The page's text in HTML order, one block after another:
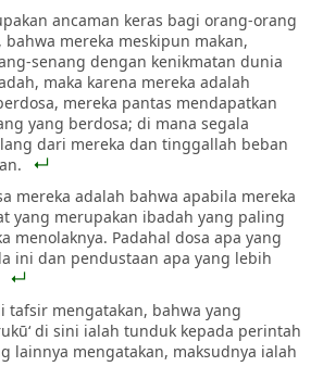
ancaman keras bagi orang-orang
mereka meskipun makan,
senang dengan kenikmatan dunia
maka karena mereka adalah
mereka pantas mendapatkan
yang berdosa; di mana segala
dari mereka dan tinggallah beban
mereka adalah bahwa apabila mereka
yang merupakan ibadah yang paling
menolaknya. Padahal dosa apa yang
ini dan pendustaan apa yang lebih
tafsir mengatakan, bahwa yang
di sini ialah tunduk kepada perintah
lainnya mengatakan, maksudnya ialah